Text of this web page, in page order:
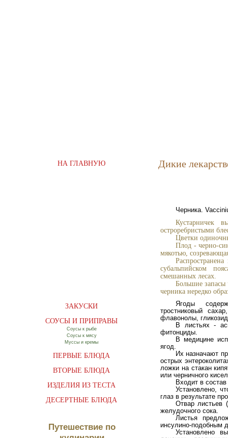
Дикие
Черника.
Кустарничек
остроребристыми
Цветки
Плод - черно-
мякотью,
субальпийском
смешанных лесах.
Большие запасы
черника нередко
Ягоды
тростниковый
флавонолы,
В листьях -
фитонциды.
В медицине
ягод.
Их назначают
острых
ложки на стакан
или черничного
Входит в
Установлено,
глаз в результате
Отвар листьев
желудочного сока.
Листья
инсулино-подобным
Установлено
НА ГЛАВНУЮ
ЗАКУСКИ
СОУСЫ И ПРИПРАВЫ
Соусы к рыбе
Соусы к мясу
Муссы и кремы
ПЕРВЫЕ БЛЮДА
ВТОРЫЕ БЛЮДА
ИЗДЕЛИЯ ИЗ ТЕСТА
ДЕСЕРТНЫЕ БЛЮДА
Путешествие по